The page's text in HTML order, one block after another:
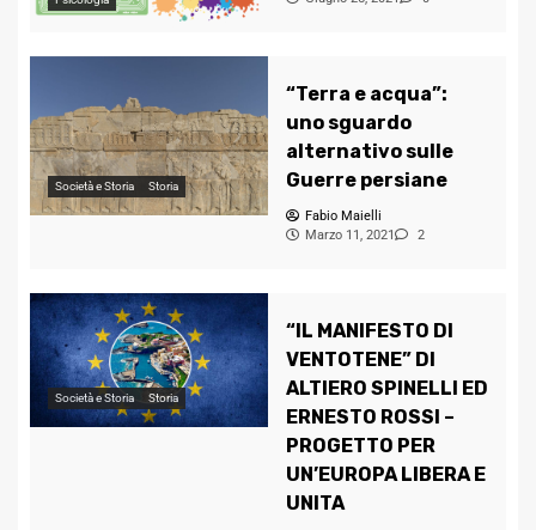
Società e Storia Storia
“Terra e acqua”:
uno sguardo
alternativo sulle
Guerre persiane
Fabio Maielli
Marzo 11, 2021
2
Società e Storia Storia
“IL MANIFESTO DI
VENTOTENE” DI
ALTIERO SPINELLI ED
ERNESTO ROSSI –
PROGETTO PER
UN’EUROPA LIBERA E
UNITA